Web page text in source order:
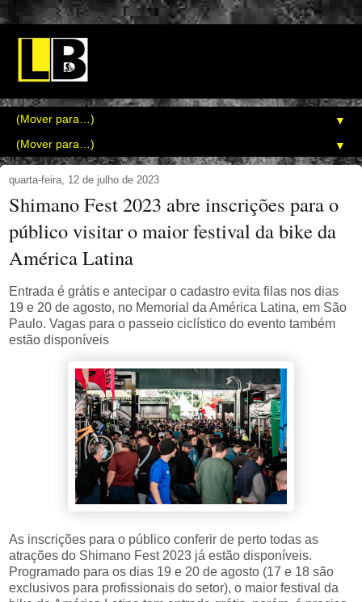
▼
▼
quarta-feira, 12 de julho de 2023
Shimano Fest 2023 abre inscrições para o
público visitar o maior festival da bike da
América Latina
Entrada é grátis e antecipar o cadastro evita filas nos dias
19 e 20 de agosto, no Memorial da América Latina, em São
Paulo. Vagas para o passeio ciclístico do evento também
estão disponíveis
As inscrições para o público conferir de perto todas as
atrações do Shimano Fest 2023 já estão disponíveis.
Programado para os dias 19 e 20 de agosto (17 e 18 são
exclusivos para profissionais do setor), o maior festival da